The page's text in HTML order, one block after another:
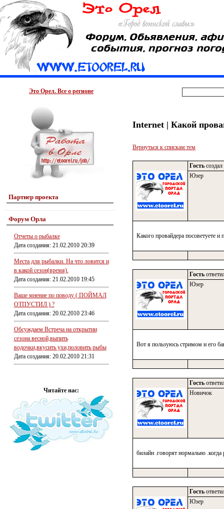
Это Орел. Все о регионе
Партнер проекта
Форум Орла
Отчеты о рыбалке
Дата создания: 21.02.2010 20:39
Места для рыбалки. На что ловится и
в какой сезон(время).
Дата создания: 21.02.2010 19:45
Ваше мнение по поводу ( ПОЙМАЛ
ОТПУСТИЛ ) ?
Дата создания: 20.02.2010 23:46
Обсуждаем Встреча на открытии
сезона весной,выпить
водочки,вкусить ухи,половить рыбы
Дата создания: 20.02.2010 21:31
Читайте нас:
Internet | Какой
Вернуться к спискам тем
Гость
Юзер
Какого провайдера посоветуете и
Гость
Юзер
Вот я пользуюсь стримом и его
Гость
Новичок
билайн .говорят нормально
Гость
Юзер